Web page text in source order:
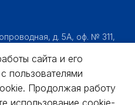
д. 5А, оф. № 311,
сайта и его
пользователями
Продолжая работу
использование cookie-